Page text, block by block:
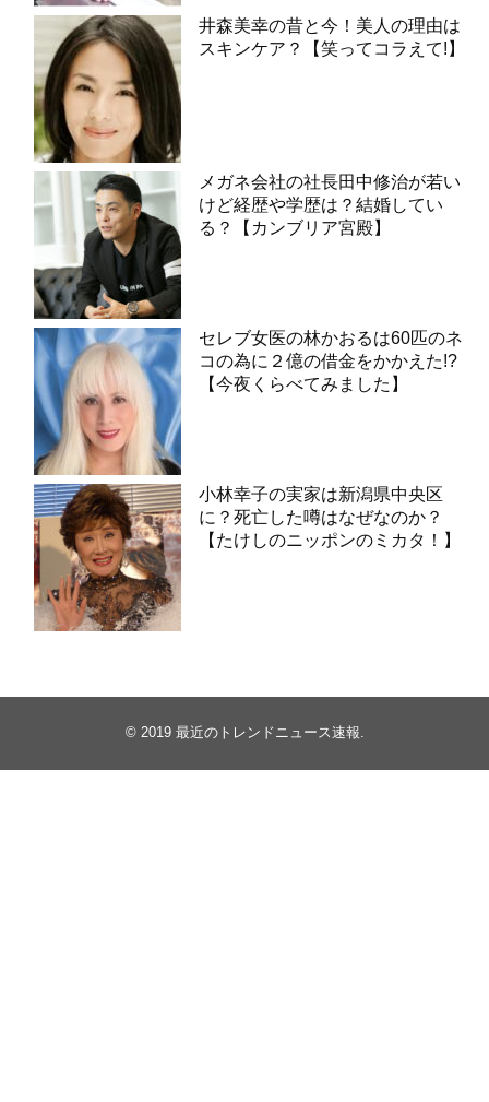
井森美幸の昔と今！美人の理由は
スキンケア？【笑ってコラえて!】
メガネ会社の社長田中修治が若い
けど経歴や学歴は？結婚してい
る？【カンブリア宮殿】
セレブ女医の林かおるは60匹のネ
コの為に２億の借金をかかえた!?
【今夜くらべてみました】
小林幸子の実家は新潟県中央区
に？死亡した噂はなぜなのか？
【たけしのニッポンのミカタ！】
© 2019 最近のトレンドニュース速報